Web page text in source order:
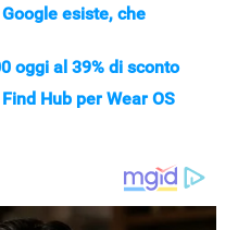
esiste, che
oggi al 39% di sconto
Hub per Wear OS